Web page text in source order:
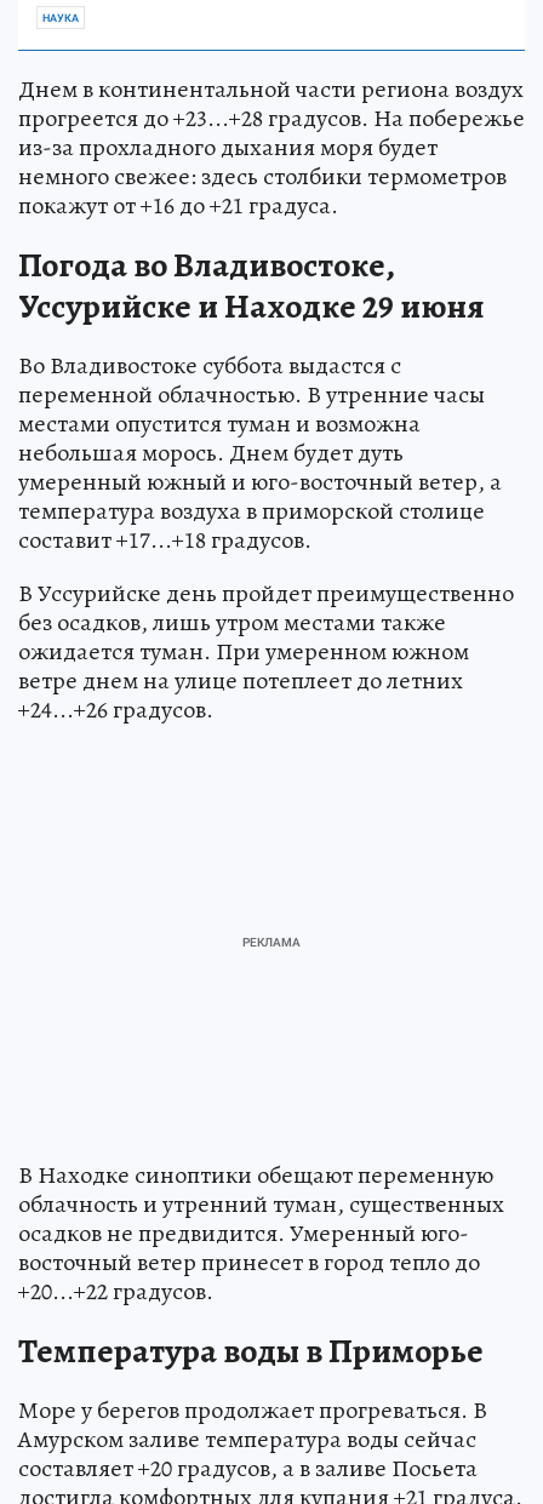
НАУКА
Днем в континентальной части региона воздух
прогреется до +23...+28 градусов. На побережье
из-за прохладного дыхания моря будет
немного свежее: здесь столбики термометров
покажут от +16 до +21 градуса.
Погода во Владивостоке,
Уссурийске и Находке 29 июня
Во Владивостоке суббота выдастся с
переменной облачностью. В утренние часы
местами опустится туман и возможна
небольшая морось. Днем будет дуть
умеренный южный и юго-восточный ветер, а
температура воздуха в приморской столице
составит +17...+18 градусов.
В Уссурийске день пройдет преимущественно
без осадков, лишь утром местами также
ожидается туман. При умеренном южном
ветре днем на улице потеплеет до летних
+24...+26 градусов.
В Находке синоптики обещают переменную
облачность и утренний туман, существенных
осадков не предвидится. Умеренный юго-
восточный ветер принесет в город тепло до
+20...+22 градусов.
Температура воды в Приморье
Море у берегов продолжает прогреваться. В
Амурском заливе температура воды сейчас
составляет +20 градусов, а в заливе Посьета
достигла комфортных для купания +21 градуса.